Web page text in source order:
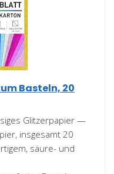
Basteln, 20
Glitzerpapier —
insgesamt 20
säure- und